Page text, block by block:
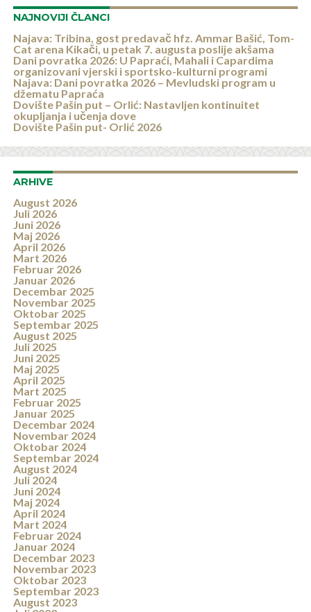
NAJNOVIJI ČLANCI
Najava: Tribina, gost predavač hfz. Ammar Bašić, Tom-
Cat arena Kikači, u petak 7. augusta poslije akšama
Dani povratka 2026: U Papraći, Mahali i Capardima
organizovani vjerski i sportsko-kulturni programi
Najava: Dani povratka 2026 – Mevludski program u
džematu Papraća
Dovište Pašin put – Orlić: Nastavljen kontinuitet
okupljanja i učenja dove
Dovište Pašin put- Orlić 2026
ARHIVE
August 2026
Juli 2026
Juni 2026
Maj 2026
April 2026
Mart 2026
Februar 2026
Januar 2026
Decembar 2025
Novembar 2025
Oktobar 2025
Septembar 2025
August 2025
Juli 2025
Juni 2025
Maj 2025
April 2025
Mart 2025
Februar 2025
Januar 2025
Decembar 2024
Novembar 2024
Oktobar 2024
Septembar 2024
August 2024
Juli 2024
Juni 2024
Maj 2024
April 2024
Mart 2024
Februar 2024
Januar 2024
Decembar 2023
Novembar 2023
Oktobar 2023
Septembar 2023
August 2023